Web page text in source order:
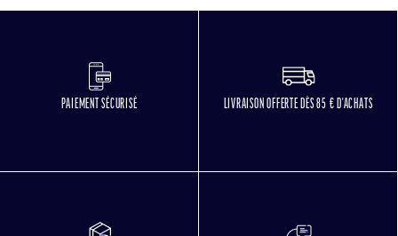
PAIEMENT SÉCURISÉ LIVRAISON OFFERTE DÈS 85 € D'ACHATS